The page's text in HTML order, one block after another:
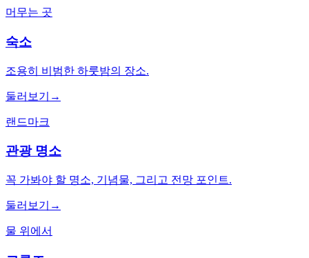
머무는 곳
숙소
조용히 비범한 하룻밤의 장소.
둘러보기 →
랜드마크
관광 명소
꼭 가봐야 할 명소, 기념물, 그리고 전망 포인트.
둘러보기 →
물 위에서